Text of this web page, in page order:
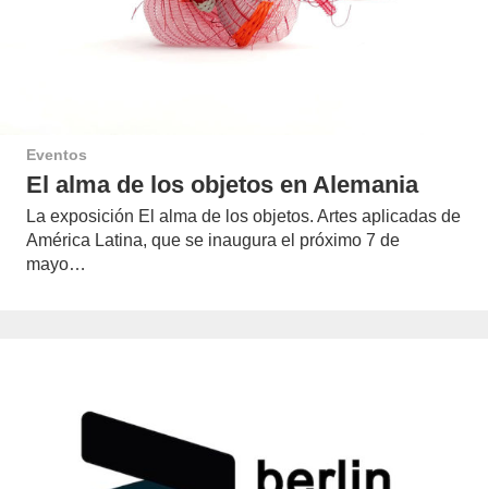
Eventos
El alma de los objetos en Alemania
La exposición El alma de los objetos. Artes aplicadas de
América Latina, que se inaugura el próximo 7 de
mayo…